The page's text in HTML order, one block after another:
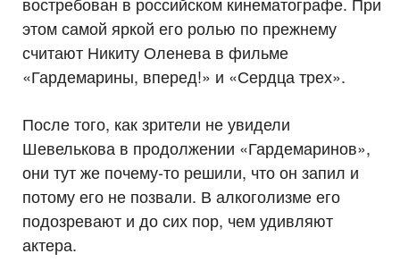
этом самой яркой его ролью по прежнему
считают Никиту Оленева в фильме
«Гардемарины, вперед!» и «Сердца трех».
После того, как зрители не увидели
Шевелькова в продолжении «Гардемаринов»,
они тут же почему-то решили, что он запил и
потому его не позвали. В алкоголизме его
подозревают и до сих пор, чем удивляют
актера.